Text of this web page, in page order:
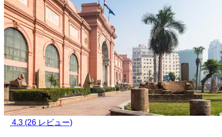
4.3 (26 レビュー)